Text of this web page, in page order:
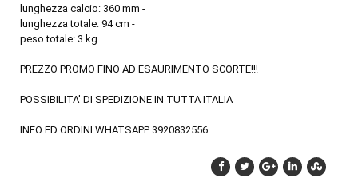
lunghezza calcio: 360 mm -
lunghezza totale: 94 cm -
peso totale: 3 kg.
PREZZO PROMO FINO AD ESAURIMENTO SCORTE!!!
POSSIBILITA' DI SPEDIZIONE IN TUTTA ITALIA
INFO ED ORDINI WHATSAPP 3920832556